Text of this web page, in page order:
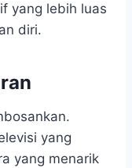
yang lebih luas
diri.
yang
yang menarik